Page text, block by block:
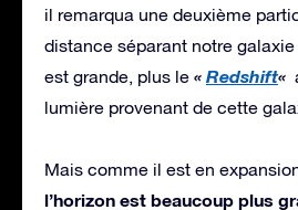
il remarqua une deuxième
distance séparant notre
est grande, plus le « Redshift«
lumière provenant de cette
Mais comme il est en
l’horizon est beaucoup plus